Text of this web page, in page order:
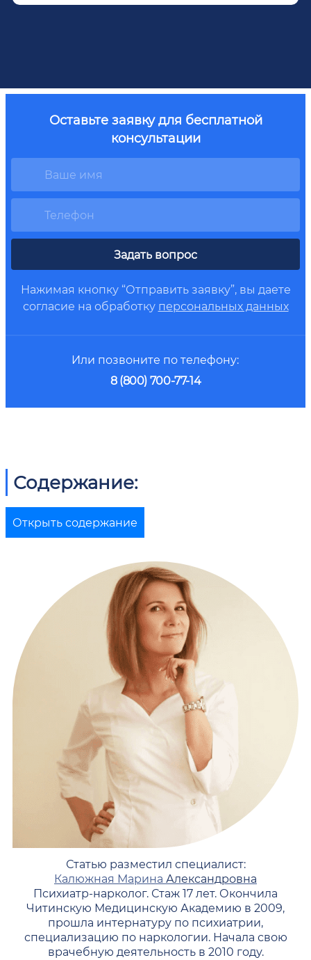
Оставьте заявку для бесплатной
консультации
Задать вопрос
Нажимая кнопку “Отправить заявку”, вы даете
согласие на обработку персональных данных
Или позвоните по телефону:
8 (800) 700-77-14
Содержание:
Открыть содержание
Статью разместил специалист:
Калюжная Марина Александровна
Психиатр-нарколог. Стаж 17 лет. Окончила
Читинскую Медицинскую Академию в 2009,
прошла интернатуру по психиатрии,
специализацию по наркологии. Начала свою
врачебную деятельность в 2010 году.